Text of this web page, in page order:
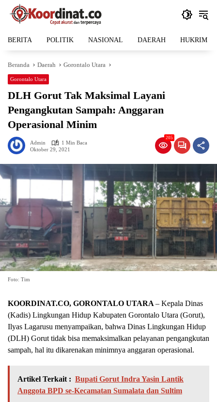
Langsung
BERITA POLITIK NASIONAL DAERAH HUKRIM
Beranda Daerah Gorontalo Utara
Gorontalo Utara
DLH Gorut Tak Maksimal Layani
Pengangkutan Sampah: Anggaran
Operasional Minim
Admin
1 Min Baca
Oktober 29, 2021
205
Foto: Tim
KOORDINAT.CO, GORONTALO UTARA – Kepala Dinas
(Kadis) Lingkungan Hidup Kabupaten Gorontalo Utara (Gorut),
Ilyas Lagarusu menyampaikan, bahwa Dinas Lingkungan Hidup
(DLH) Gorut tidak bisa memaksimalkan pelayanan pengangkutan
sampah, hal itu dikarenakan minimnya anggaran operasional.
Artikel Terkait : Bupati Gorut Indra Yasin Lantik
Anggota BPD se-Kecamatan Sumalata dan Sultim